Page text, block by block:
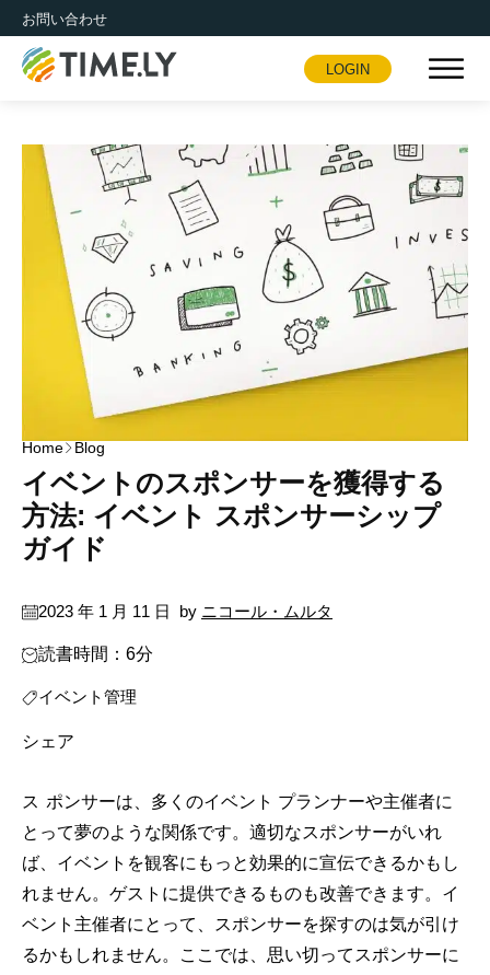
お問い合わせ
Timely
LOGIN
Home Blog
イベントのスポンサーを獲得する
方法: イベント スポンサーシップ
ガイド
2023 年 1 月 11 日 by ニコール・ムルタ
読書時間：6分
イベント管理
シェア
スポンサーは、多くのイベント プランナーや主催者に
とって夢のような関係です。適切なスポンサーがいれ
ば、イベントを観客にもっと効果的に宣伝できるかもし
れません。ゲストに提供できるものも改善できます。イ
ベント主催者にとって、スポンサーを探すのは気が引け
るかもしれません。ここでは、思い切ってスポンサーに